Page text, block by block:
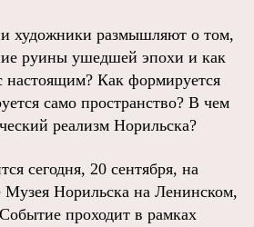
художники размышляют о том,
руины ушедшей эпохи и как
настоящим? Как формируется
само пространство? В чем
реализм Норильска?
сегодня, 20 сентября, на
Норильска на Ленинском,
проходит в рамках